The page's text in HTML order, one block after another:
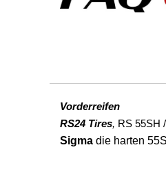
Vorderreifen
RS24 Tires, RS 55SH /
Sigma die harten